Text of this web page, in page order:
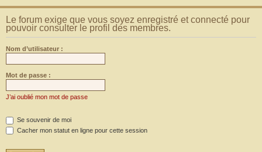
Le forum exige que vous soyez enregistré et connecté pour
pouvoir consulter le profil des membres.
Nom d’utilisateur :
Mot de passe :
J’ai oublié mon mot de passe
Se souvenir de moi
Cacher mon statut en ligne pour cette session